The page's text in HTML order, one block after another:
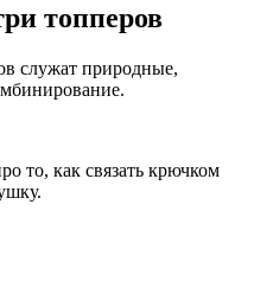
топперов
служат природные,
то, как связать крючком
.